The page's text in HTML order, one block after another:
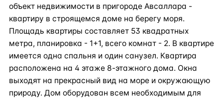
объект недвижимости в пригороде Авсаллара -
квартиру в строящемся доме на берегу моря.
Площадь квартиры составляет 53 квадратных
метра, планировка - 1+1, всего комнат - 2. В квартире
имеется одна спальня и один санузел. Квартира
расположена на 4 этаже 8-этажного дома. Окна
выходят на прекрасный вид на море и окружающую
природу. Дом оборудован всем необходимым для